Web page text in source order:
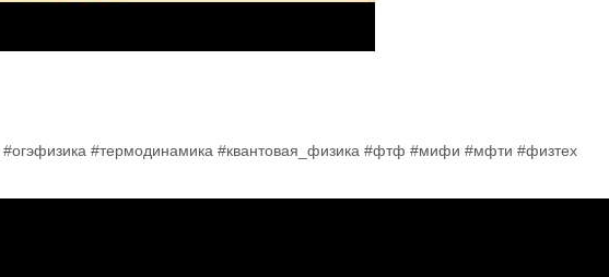
#огэфизика #термодинамика #квантовая_физика #фтф #мифи #мфти #физтех